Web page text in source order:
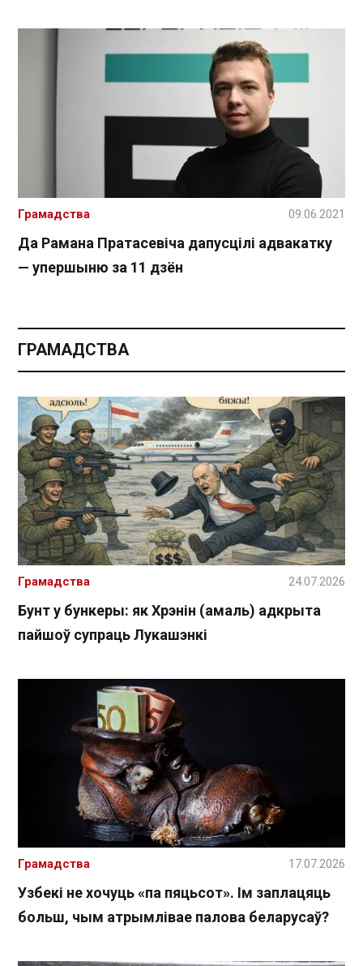
Да Рамана Пратасевіча дапусцілі адвакатку
— упершыню за 11 дзён
Грамадства 09.06.2021
ГРАМАДСТВА
Бунт у бункеры: як Хрэнін (амаль) адкрыта
пайшоў супраць Лукашэнкі
Грамадства 24.07.2026
Узбекі не хочуць «па пяцьсот». Ім заплацяць
больш, чым атрымлівае палова беларусаў?
Грамадства 17.07.2026